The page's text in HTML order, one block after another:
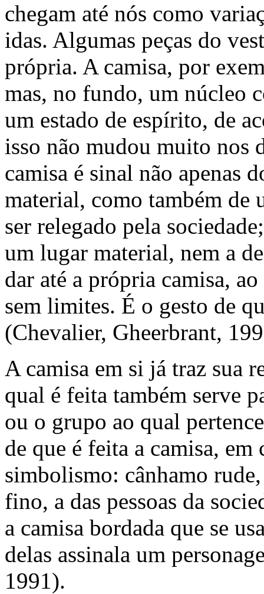
chegam até nós como
idas. Algumas peças do
própria. A camisa, por
mas, no fundo, um núcleo
um estado de espírito, de
isso não mudou muito nos
camisa é sinal não apenas
material, como também de
ser relegado pela
um lugar material, nem a
dar até a própria camisa,
sem limites. É o gesto de
(Chevalier, Gheerbrant,
A camisa em si já traz sua
qual é feita também serve
ou o grupo ao qual
de que é feita a camisa,
simbolismo: cânhamo
fino, a das pessoas da
a camisa bordada que se
delas assinala um
1991).